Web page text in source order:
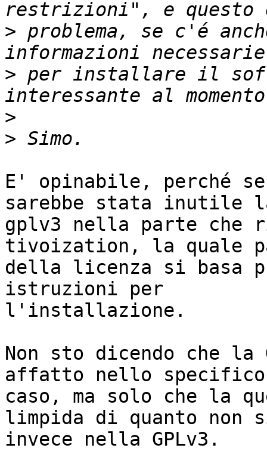
> problema, se c'é
> per installare il
>
>
E' opinabile, perché
sarebbe stata inutile
gplv3 nella parte che
tivoization, la quale
della licenza si basa
istruzioni per
l'installazione.
Non sto dicendo che la
affatto nello specifico
caso, ma solo che la
limpida di quanto non
invece nella GPLv3.